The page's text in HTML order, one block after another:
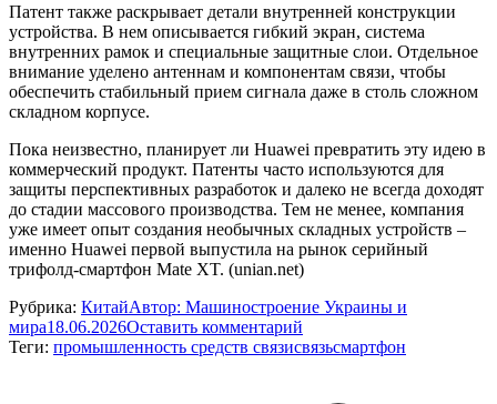
Патент также раскрывает детали внутренней конструкции
устройства. В нем описывается гибкий экран, система
внутренних рамок и специальные защитные слои. Отдельное
внимание уделено антеннам и компонентам связи, чтобы
обеспечить стабильный прием сигнала даже в столь сложном
складном корпусе.
Пока неизвестно, планирует ли Huawei превратить эту идею в
коммерческий продукт. Патенты часто используются для
защиты перспективных разработок и далеко не всегда доходят
до стадии массового производства. Тем не менее, компания
уже имеет опыт создания необычных складных устройств –
именно Huawei первой выпустила на рынок серийный
трифолд-смартфон Mate XT. (unian.net)
Рубрика: КитайАвтор: Машиностроение Украины и
мира18.06.2026Оставить комментарий
Теги: промышленность средств связисвязьсмартфон